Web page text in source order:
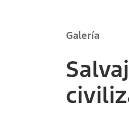
Bronco Sport® Big Bend®
Galería